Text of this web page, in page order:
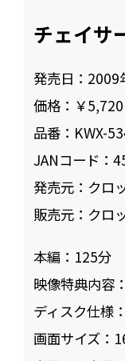
チェイサ
発売日： 2009
価格： ￥
品番： KWX-
JANコード：
発売元： クロ
販売元： クロ
本編： 125
映像特典内容
ディスク仕様：
画面サイズ：